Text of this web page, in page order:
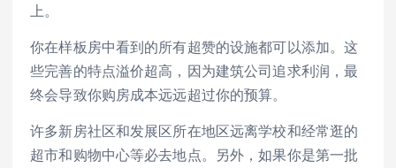
上。
你在样板房中看到的所有超赞的设施都可以添加。这
些完善的特点溢价超高，因为建筑公司追求利润，最
终会导致你购房成本远远超过你的预算。
许多新房社区和发展区所在地区远离学校和经常逛的
超市和购物中心等必去地点。另外，如果你是第一批